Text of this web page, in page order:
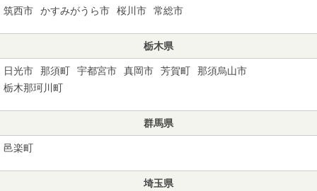
筑西市
かすみがうら市 桜川市 常総市
栃木県
日光市 那須町 宇都宮市 真岡市 芳賀町
那須烏山市
栃木那珂川町
群馬県
邑楽町
埼玉県